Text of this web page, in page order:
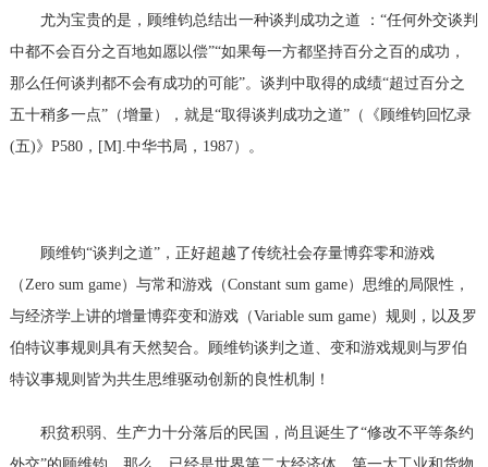
尤为宝贵的是，顾维钧总结出一种谈判成功之道 ： “任何外交谈判
中都不会百分之百地如愿以偿”“如果每一方都坚持百分之百的成功，
那么任何谈判都不会有成功的可能”。谈判中取得的成绩“超过百分之
五十稍多一点”（增量），就是“取得谈判成功之道”（《顾维钧回忆录
(五)》 P580， [M].中华书局， 1987）。
顾维钧“谈判之道”，正好超越了传统社会存量博弈零和游戏
（Zero sum game）与常和游戏（Constant sum game）思维的局限性，
与经济学上讲的增量博弈变和游戏（Variable sum game）规则，以及罗
伯特议事规则具有天然契合。顾维钧谈判之道、变和游戏规则与罗伯
特议事规则皆为共生思维驱动创新的良性机制！
积贫积弱、生产力十分落后的民国，尚且诞生了“修改不平等条约